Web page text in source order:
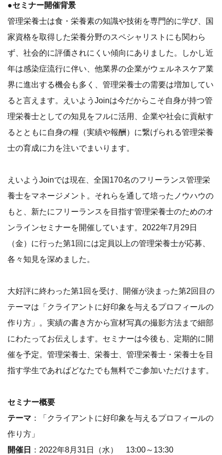
●セミナー開催背景
管理栄養士は食・栄養素の知識や技術を専門的に学び、国
家資格を取得した栄養分野のスペシャリストにも関わら
ず、社会的に評価されにくい傾向にありました。しかし近
年は感染症流行に伴い、他業界の企業がウェルネスケア業
界に進出する機会も多く、管理栄養士の需要は増加してい
ると言えます。えいようJoinは今だからこそ自身が持つ管
理栄養士としての知見をフルに活用、企業や社会に貢献す
るとともに自身の糧（実績や報酬）に繋げられる管理栄養
士の育成に力を注いでまいります。
えいようJoinでは現在、全国170名のフリーランス管理栄
養士をマネージメント。それらを通して培ったノウハウの
もと、新たにフリーランスを目指す管理栄養士のためのオ
ンラインセミナーを開催しています。2022年7月29日
（金）に行った第1回には定員以上の管理栄養士が応募、
各々知見を深めました。
大好評に終わった第1回を受け、開催が決まった第2回目の
テーマは「クライアントに好印象を与えるプロフィールの
作り方」。実績の書き方から宣材写真の撮影方法まで細部
にわたってお伝えします。セミナーは今後も、定期的に開
催を予定。管理栄養士、栄養士、管理栄養士・栄養士を目
指す学生であればどなたでも無料でご参加いただけます。
セミナー概要
テーマ ：「クライアントに好印象を与えるプロフィールの
作り方」
開催日
：2022年8月31日（水） 13:00～13:30